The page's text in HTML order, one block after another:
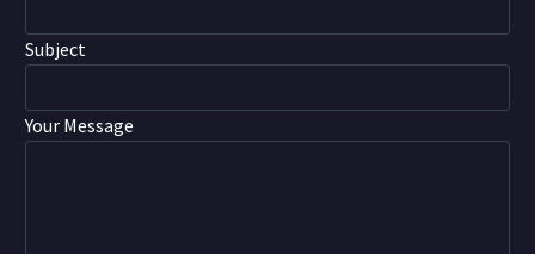
Subject
Your Message